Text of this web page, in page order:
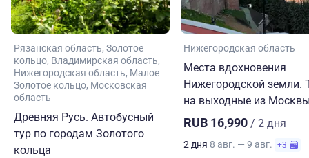
Рязанская область Золотое
кольцо Владимирская область
Нижегородская область Малое
Золотое кольцо Московская
область
Древняя Русь. Автобусный
тур по городам Золотого
кольца
Нижегородская область
Места вдохновения
Нижегородской земли.
на выходные из
RUB 16,990 / 2 дня
2 дня 8 авг. — 9 авг. +3